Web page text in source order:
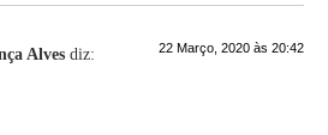
Alves diz: 22 Março, 2020 às 20:42